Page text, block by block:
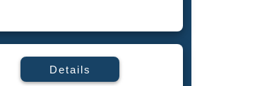
Details